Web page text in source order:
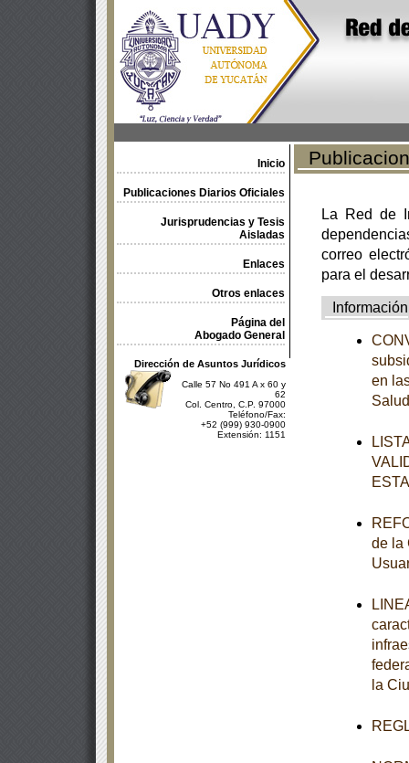
Inicio
Publicaciones Diarios Oficiales
Jurisprudencias y Tesis
Aisladas
Enlaces
Otros enlaces
Página del
Abogado General
Dirección de Asuntos Jurídicos
Calle 57 No 491 A x 60 y
62
Col. Centro, C.P. 97000
Teléfono/Fax:
+52 (999) 930-0900
Extensión: 1151
La Red de
correo
para el
Información
en
de la
la